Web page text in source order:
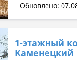
Обновлено:
1-этажный
Каменецкий